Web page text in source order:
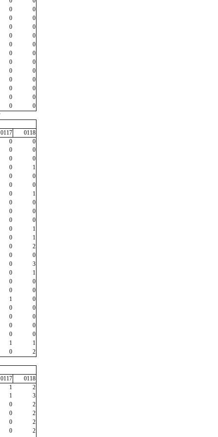
0
0
0
0
0
0
0
0
0
0
0
0
0
0
0
0
0
0
0
0
0
0
0
0
0117
0118
0
0
0
0
0
0
0
1
0
0
0
0
0
1
0
0
0
0
0
0
0
1
0
1
0
2
0
0
0
3
0
1
0
0
0
0
1
0
0
0
0
0
0
0
0
0
1
1
0
2
0117
0118
1
2
1
3
0
2
0
2
0
2
0
2